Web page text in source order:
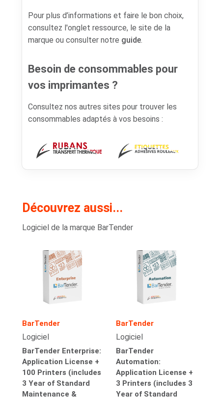
Pour plus d’informations et faire le bon choix,
consultez l'onglet ressource, le site de la
marque ou consulter notre guide.
Besoin de consommables pour
vos imprimantes ?
Consultez nos autres sites pour trouver les
consommables adaptés à vos besoins :
Découvrez aussi...
Logiciel de la marque BarTender
BarTender
Logiciel
BarTender Enterprise:
Application License +
100 Printers (includes
3 Year of Standard
Maintenance &
BarTender
Logiciel
BarTender
Automation:
Application License +
3 Printers (includes 3
Year of Standard